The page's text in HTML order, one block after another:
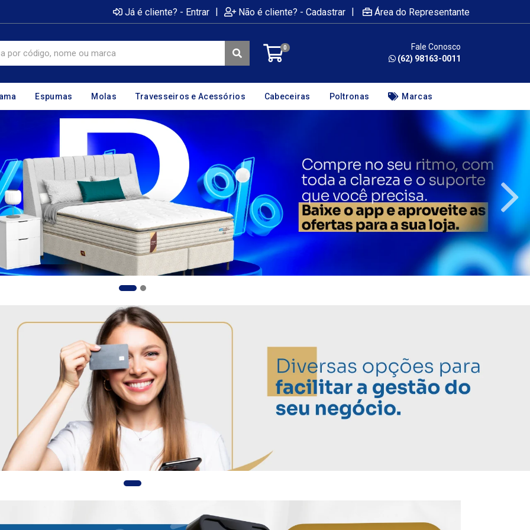
Já é cliente? - Entrar | Não é cliente? - Cadastrar | Área do Representante
0
Fale Conosco
(62) 98163-0011
Espumas Molas Travesseiros e Acessórios Cabeceiras Poltronas Marcas